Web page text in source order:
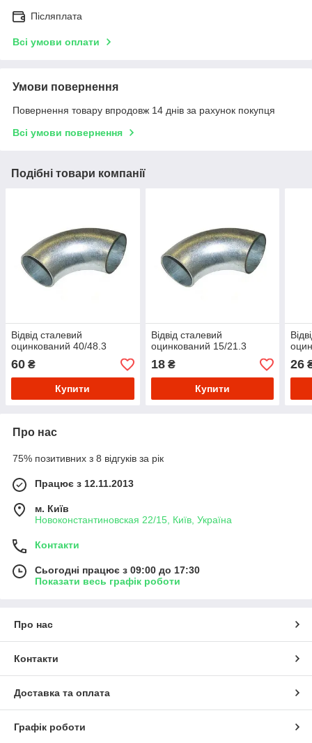
Післяплата
Всі умови оплати
Умови повернення
Повернення товару впродовж 14 днів за рахунок покупця
Всі умови повернення
Подібні товари компанії
Відвід сталевий
оцинкований 40/48.3
60 ₴
Купити
Відвід сталевий
оцинкований 15/21.3
18₴
Купити
26
Про нас
75% позитивних з 8 відгуків за рік
Працює з 12.11.2013
м. Київ
Новоконстантиновская 22/15, Київ, Україна
Контакти
Сьогодні працює з 09:00 до 17:30
Показати весь графік роботи
Про нас
Контакти
Доставка та оплата
Графік роботи